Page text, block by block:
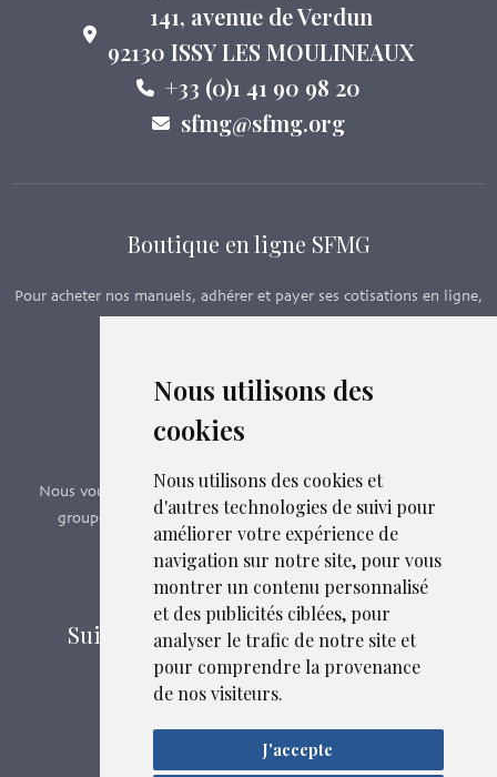
Nous utilisons des
cookies
Nous utilisons des cookies et
d'autres technologies de suivi pour
améliorer votre expérience de
navigation sur notre site, pour vous
montrer un contenu personnalisé
et des publicités ciblées, pour
analyser le trafic de notre site et
pour comprendre la provenance
de nos visiteurs.
J'accepte
Liens et fichiers associés
141, avenue de Verdun
92130 ISSY LES MOULINEAUX
+33 (0)1 41 90 98 20
sfmg@sfmg.org
Boutique en ligne SFMG
Pour acheter nos manuels, adhérer et payer ses cotisations en ligne,
Boutique en ligne
Formations SFMG
Nous vous proposons des formations e-learning, présentiels,
groupes de pairs - Certificat QUALIOPI n° 2020/89171.2
Découvrir nos formations
Suivez-nous sur les réseaux sociaux
Confidentialité